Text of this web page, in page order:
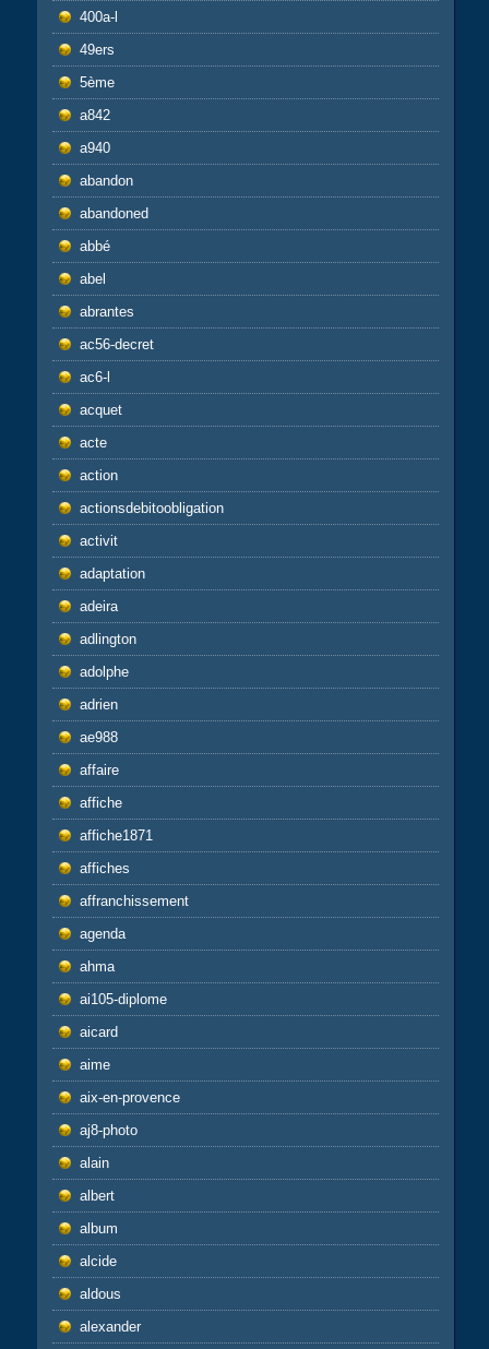
400a-l
49ers
5ème
a842
a940
abandon
abandoned
abbé
abel
abrantes
ac56-decret
ac6-l
acquet
acte
action
actionsdebitoobligation
activit
adaptation
adeira
adlington
adolphe
adrien
ae988
affaire
affiche
affiche1871
affiches
affranchissement
agenda
ahma
ai105-diplome
aicard
aime
aix-en-provence
aj8-photo
alain
albert
album
alcide
aldous
alexander